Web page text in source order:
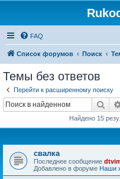
FAQ
Список форумов Поиск
Темы без ответов
Перейти к расширенному поиску
Найдено 15
свалка
Последнее сообщение
Добавлено в форуме Наши